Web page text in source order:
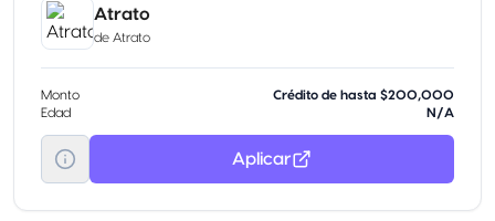
Atrato
de Atrato
Monto
Crédito de hasta $200,000
Edad
N/A
Aplicar